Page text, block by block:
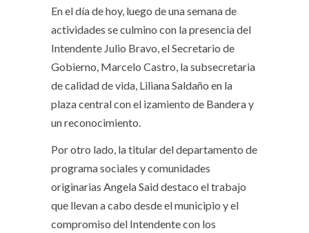
En el día de hoy, luego de una semana de
actividades se culmino con la presencia del
Intendente Julio Bravo, el Secretario de
Gobierno, Marcelo Castro, la subsecretaria
de calidad de vida, Liliana Saldaño en la
plaza central con el izamiento de Bandera y
un reconocimiento.
Por otro lado, la titular del departamento de
programa sociales y comunidades
originarias Angela Said destaco el trabajo
que llevan a cabo desde el municipio y el
compromiso del Intendente con los